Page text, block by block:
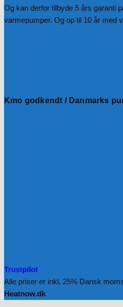
Og kan derfor tilbyde 5 års garanti
varmepumper. Og op til 10 år med
Kmo godkendt / Danmarks
Trustpilot
Alle priser er inkl. 25% Dansk
Heatnow.dk